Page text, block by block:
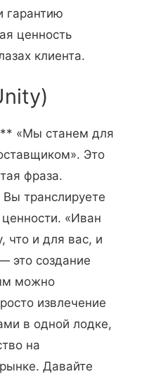
гарантию
ценность
клиента.
«Мы станем для
Это
фраза.
транслируете
«Иван
что и для вас, и
это создание
можно
извлечение
в одной лодке,
на
Давайте